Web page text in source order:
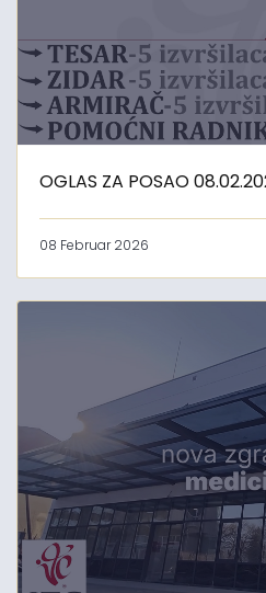
OGLAS ZA POSAO
08 Februar 2026